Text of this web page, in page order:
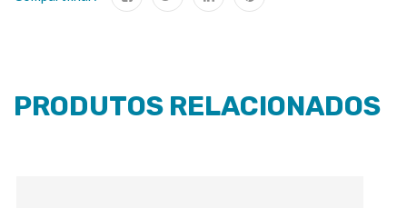
PRODUTOS RELACIONADOS